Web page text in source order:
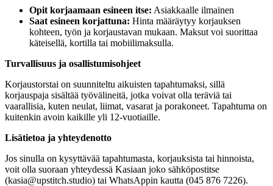
Opit korjaamaan esineen itse: Asiakkaalle ilmainen
Saat esineen korjattuna: Hinta määräytyy korjauksen
kohteen, työn ja korjaustavan mukaan. Maksut voi suorittaa
käteisellä, kortilla tai mobiilimaksulla.
Turvallisuus ja osallistumisohjeet
Korjaustorstai on suunniteltu aikuisten tapahtumaksi, sillä
korjauspaja sisältää työvälineitä, jotka voivat olla teräviä tai
vaarallisia, kuten neulat, liimat, vasarat ja porakoneet. Tapahtuma on
kuitenkin avoin kaikille yli 12-vuotiaille.
Lisätietoa ja yhteydenotto
Jos sinulla on kysyttävää tapahtumasta, korjauksista tai hinnoista,
voit olla suoraan yhteydessä Kasiaan joko sähköpostitse
(kasia@upstitch.studio) tai WhatsAppin kautta (045 876 7226).